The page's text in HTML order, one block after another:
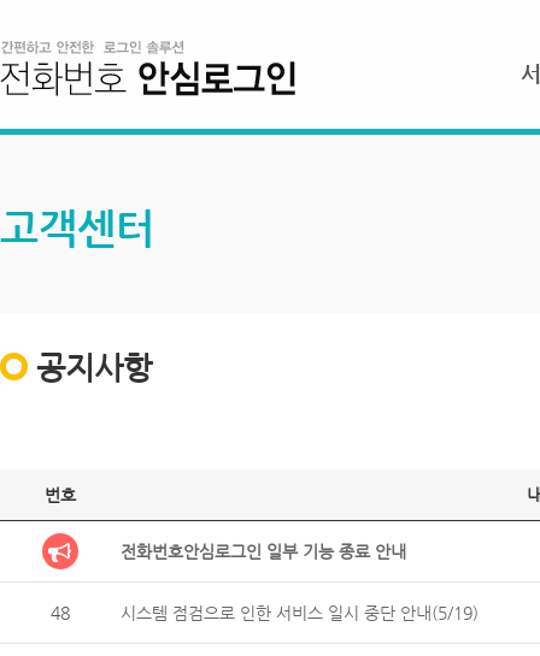
고객센터
공지사항
번호
전화번호안심로그인 일부 기능 종료 안내
48 시스템 점검으로 인한 서비스 일시 중단 안내(5/19)